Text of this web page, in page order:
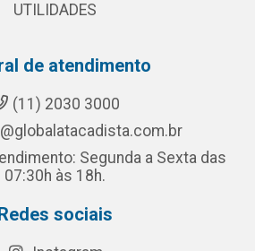
UTILIDADES
de atendimento
(11) 2030 3000
Segunda a Sexta das
07:30h às 18h.
sociais